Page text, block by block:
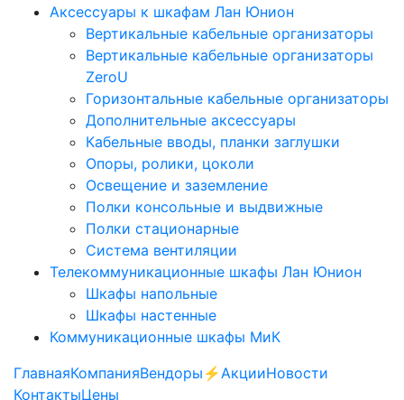
Аксессуары к шкафам Лан Юнион
Вертикальные кабельные организаторы
Вертикальные кабельные организаторы
ZeroU
Горизонтальные кабельные организаторы
Дополнительные аксессуары
Кабельные вводы, планки заглушки
Опоры, ролики, цоколи
Освещение и заземление
Полки консольные и выдвижные
Полки стационарные
Система вентиляции
Телекоммуникационные шкафы Лан Юнион
Шкафы напольные
Шкафы настенные
Коммуникационные шкафы МиК
ГлавнаяКомпанияВендоры ⚡️АкцииНовости
КонтактыЦены